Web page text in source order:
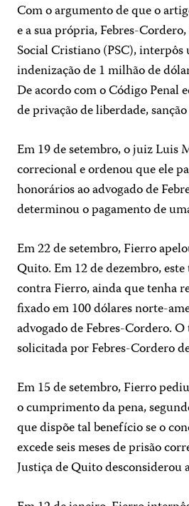
Com o argumento de que o
e a sua própria, Febres-
Social Cristiano (PSC),
indenização de 1 milhão de
De acordo com o Código Penal
de privação de liberdade,
Em 19 de setembro, o juiz Luis
correcional e ordenou que ele
honorários ao advogado de
determinou o pagamento de
Em 22 de setembro, Fierro
Quito. Em 12 de dezembro,
contra Fierro, ainda que tenha
fixado em 100 dólares norte-
advogado de Febres-Cordero.
solicitada por Febres-Cordero
Em 15 de setembro, Fierro
o cumprimento da pena,
que dispõe tal benefício se o
excede seis meses de prisão
Justiça de Quito desconsiderou